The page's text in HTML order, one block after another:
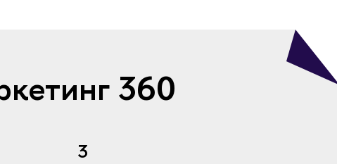
360
3